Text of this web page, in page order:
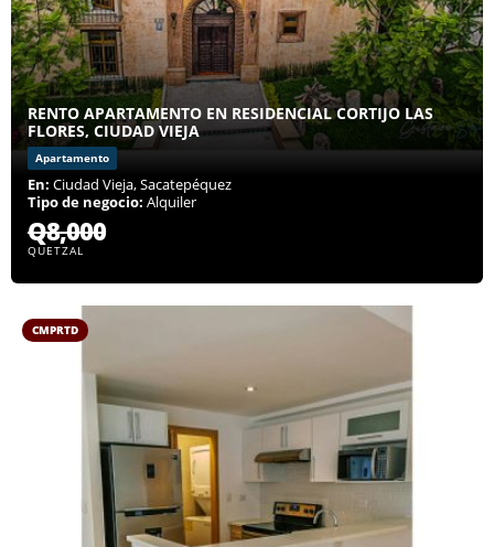
RENTO APARTAMENTO EN RESIDENCIAL CORTIJO LAS
FLORES, CIUDAD VIEJA
Apartamento
En: Ciudad Vieja, Sacatepéquez
Tipo de negocio: Alquiler
Q8,000
QUETZAL
CMPRTD